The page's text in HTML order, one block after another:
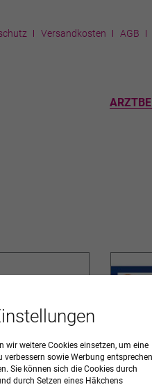
Versandkosten AGB
weitere Cookies einsetzen, um eine
sowie Werbung
Sie können sich die Cookies durch
durch Setzen eines Häkchens